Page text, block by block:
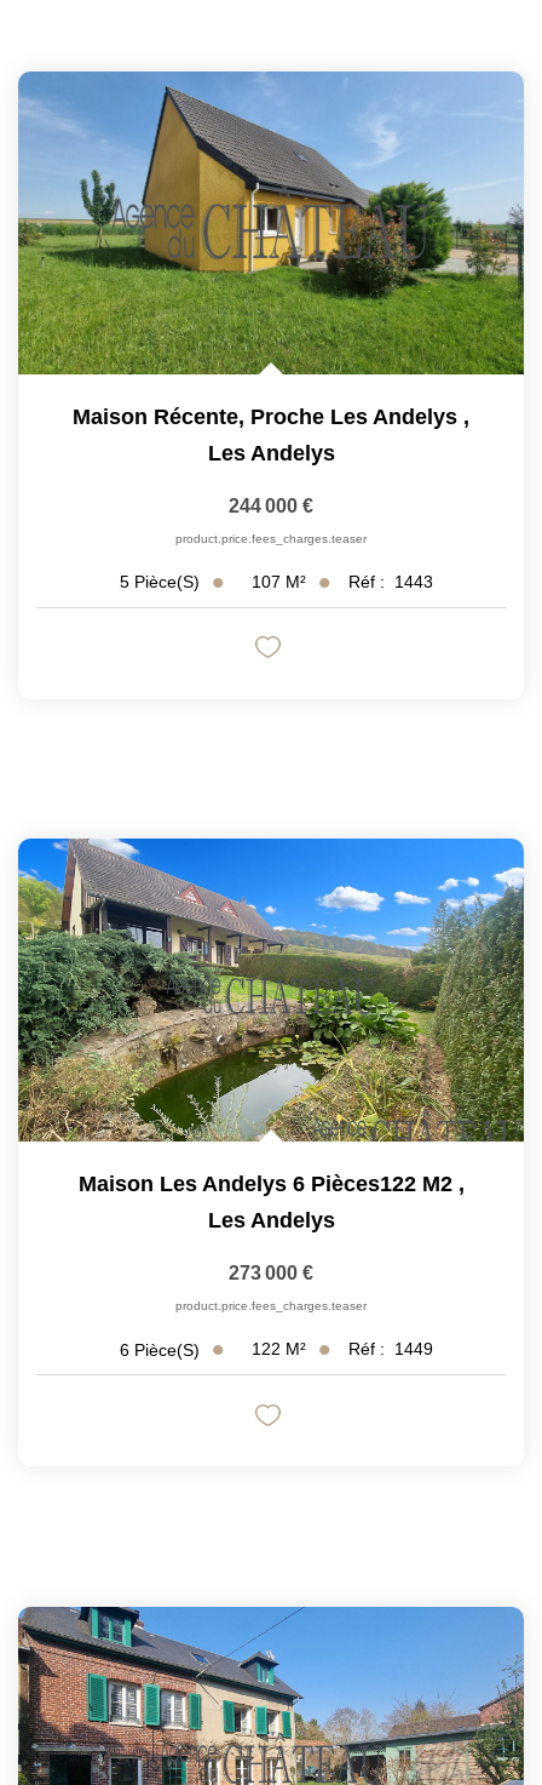
Maison Récente, Proche Les Andelys ,
Les Andelys
244 000 €
product.price.fees_charges.teaser
5 Pièce(s) 107 M² Réf : 1443
Maison Les Andelys 6 Pièces122 M2 ,
Les Andelys
273 000 €
product.price.fees_charges.teaser
6 Pièce(s) 122 M² Réf : 1449